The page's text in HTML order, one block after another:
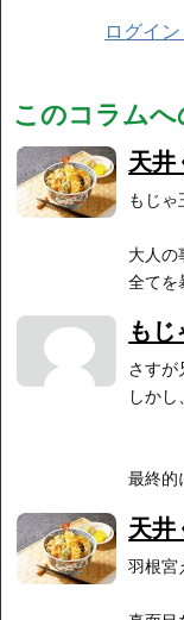
ログイ
このコラム
天井
もじゃ
大人の
全てを
も
さすが
しか
最終的
天井
羽根宮